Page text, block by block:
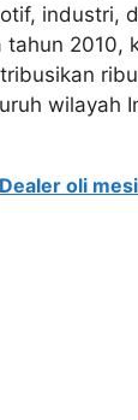
industri,
tahun 2010,
wilayah
Dealer oli